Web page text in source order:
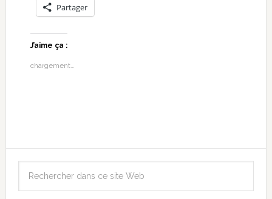
Partager
J’aime ça :
chargement…